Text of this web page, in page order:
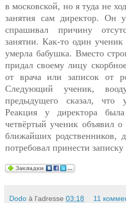
в московской, но я туда не
занятия сам директор. Он
спрашивал причину
занятии. Как-то один
умерла бабушка. Вместо
придал своему лицу
от врача или записок от
Следующий ученик,
предыдущего сказал, что
Реакция у директора
четвёртый ученик объявил
ближайших родственников,
потребовал принести записку
Dodo à l'adresse 03:18 11